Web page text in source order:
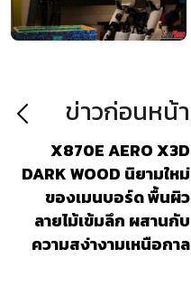
ข่าวก่อนหน้า
X870E AERO X3D
DARK WOOD นิยามใหม่
ของเมนบอร์ด พื้นผิว
ลายไม้เข้มลึก ผสานกับ
ความสง่างามเหนือกาล